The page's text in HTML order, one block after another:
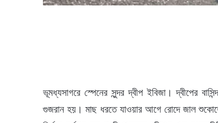
ভূমধ্যসাগরে স্পেনের সুন্দর দ্বীপ ইবিজা। দ্বীপের
গুজরান হয়। মাছ ধরতে যাওয়ার আগে রোদে জাল